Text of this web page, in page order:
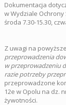
Dokumentacja
w Wydziale Ochrony
środa 7.30-15.30,
Z uwagi na
przeprowadzenia
w przeprowadzeniu
razie potrzeby
przeprowadzone
12e w Opolu na dz.
żywotności.